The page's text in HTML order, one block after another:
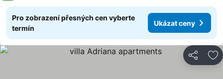
Pro zobrazení přesných cen vyberte
termín
Ukázat ceny
Sdílet